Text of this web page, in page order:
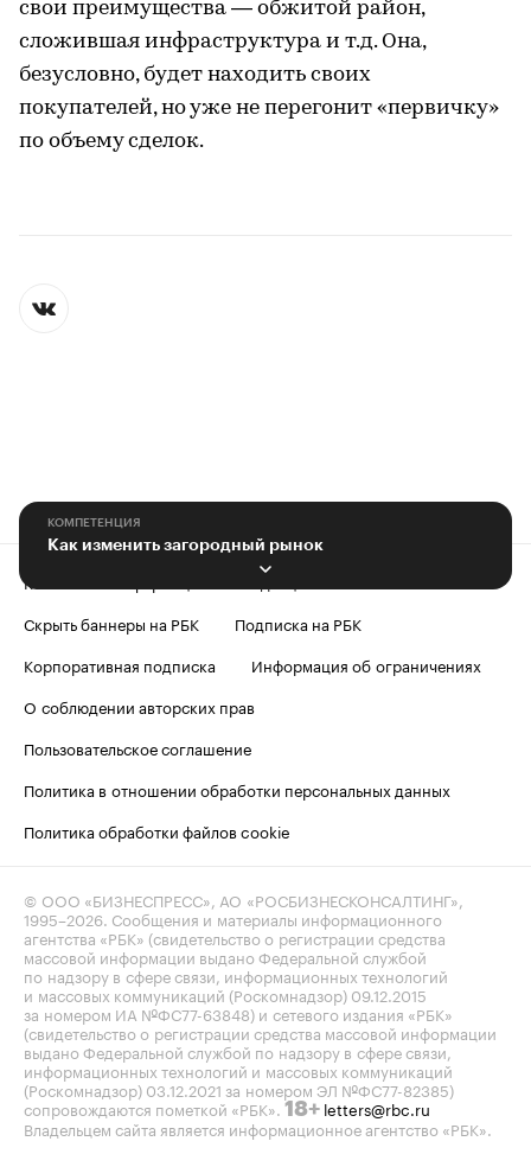
свои преимущества — обжитой район,
сложившая инфраструктура и т.д. Она,
безусловно, будет находить своих
покупателей, но уже не перегонит «первичку»
по объему сделок.
КОМПЕТЕНЦИЯ
Как изменить загородный рынок
Контактная информация
Скрыть баннеры на РБК
Подписка на РБК
Корпоративная подписка
Информация об ограничениях
О соблюдении авторских прав
Пользовательское соглашение
Политика в отношении обработки персональных данных
Политика обработки файлов cookie
© ООО «БИЗНЕСПРЕСС», АО «РОСБИЗНЕСКОНСАЛТИНГ»,
1995–2026. Сообщения и материалы информационного
агентства «РБК» (свидетельство о регистрации средства
массовой информации выдано Федеральной службой
по надзору в сфере связи, информационных технологий
и массовых коммуникаций (Роскомнадзор) 09.12.2015
за номером ИА №ФС77-63848) и сетевого издания «РБК»
(свидетельство о регистрации средства массовой информации
выдано Федеральной службой по надзору в сфере связи,
информационных технологий и массовых коммуникаций
(Роскомнадзор) 03.12.2021 за номером ЭЛ №ФС77-82385)
сопровождаются пометкой «РБК». 18+ letters@rbc.ru
Владельцем сайта является информационное агентство «РБК».